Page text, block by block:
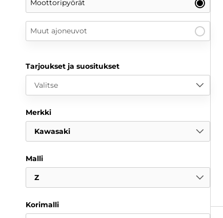
Moottoripyörät
Muut ajoneuvot
Tarjoukset ja suositukset
Valitse
Merkki
Kawasaki
Malli
Z
Korimalli